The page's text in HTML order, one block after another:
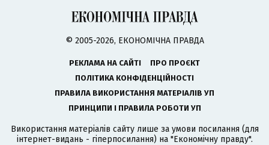
© 2005-2026, ЕКОНОМІЧНА ПРАВДА
РЕКЛАМА НА САЙТІ
ПРО ПРОЄКТ
ПОЛІТИКА КОНФІДЕНЦІЙНОСТІ
ПРАВИЛА ВИКОРИСТАННЯ МАТЕРІАЛІВ УП
ПРИНЦИПИ І ПРАВИЛА РОБОТИ УП
Використання матеріалів сайту лише за умови посилання (для
інтернет-видань - гіперпосилання) на "Економічну правду".